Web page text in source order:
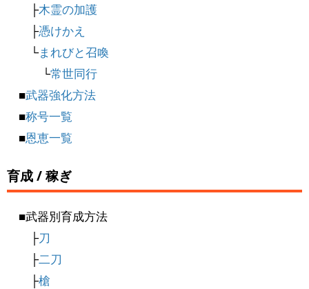
├木霊の加護
├憑けかえ
└まれびと召喚
└常世同行
■武器強化方法
■称号一覧
■恩恵一覧
育成 / 稼ぎ
■武器別育成方法
├刀
├二刀
├槍